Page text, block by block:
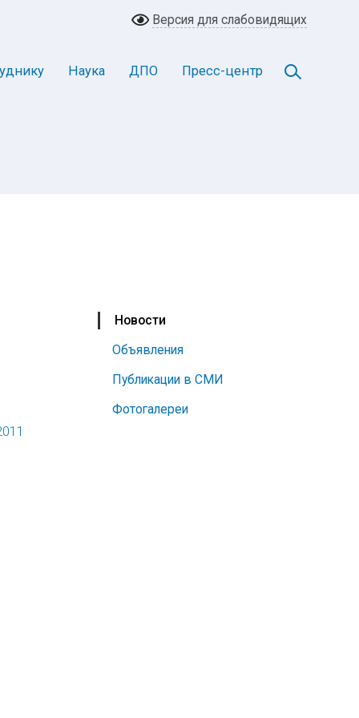
Версия для слабовидящих
Наука ДПО Пресс-центр
Новости
Объявления
Публикации в СМИ
Фотогалереи